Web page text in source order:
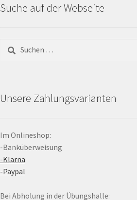
Suche auf der Webseite
nach:
Unsere Zahlungsvarianten
Im Onlineshop:
-Banküberweisung
-Klarna
-Paypal
Bei Abholung in der Übungshalle: